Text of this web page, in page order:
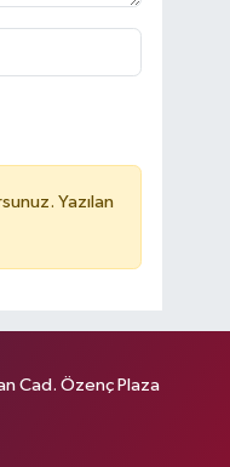
Yazılan
Cad. Özenç Plaza